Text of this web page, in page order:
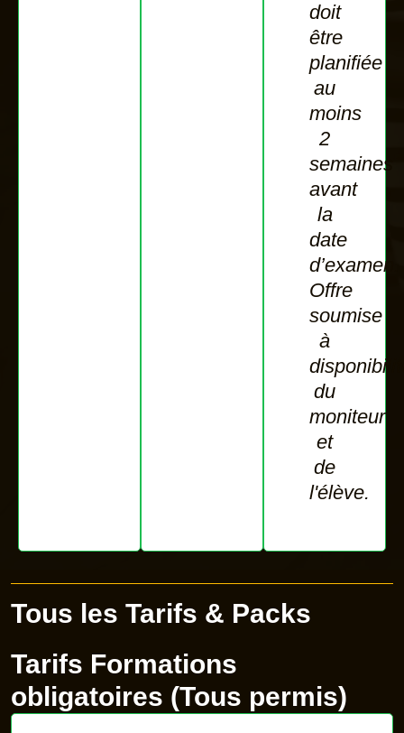
doit
être
planifiée
au
moins
2
semaines
avant
la
date
d’examen.
Offre
soumise
à
du
moniteur
et
de
l'élève.
Tous les Tarifs & Packs
Tarifs Formations
obligatoires (Tous permis)